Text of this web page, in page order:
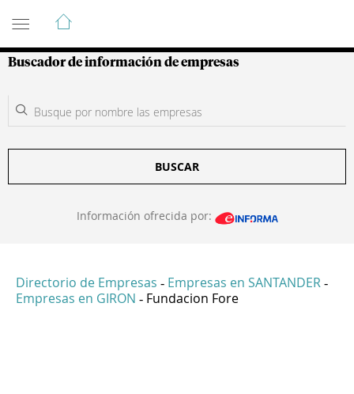
Guía de Empresas Colombianas
Buscador de información de empresas
BUSCAR
Información ofrecida por:
Directorio de Empresas - Empresas en SANTANDER -
Empresas en GIRON - Fundacion Fore